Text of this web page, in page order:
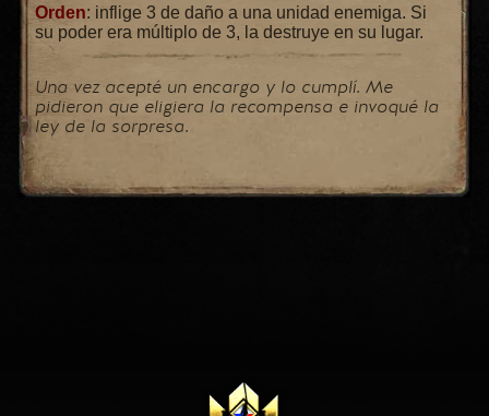
Orden: inflige 3 de daño a una unidad enemiga. Si
su poder era múltiplo de 3, la destruye en su lugar.
Una vez acepté un encargo y lo cumplí. Me
pidieron que eligiera la recompensa e invoqué la
ley de la sorpresa.